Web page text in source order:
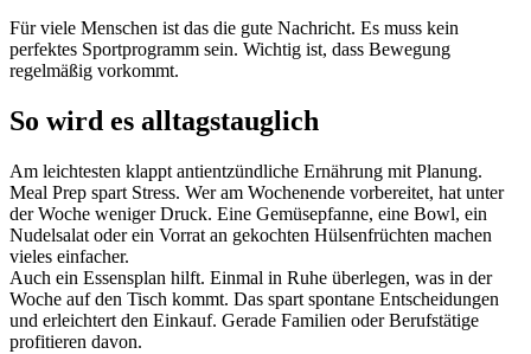
Für viele Menschen ist das die gute Nachricht. Es muss kein
perfektes Sportprogramm sein. Wichtig ist, dass Bewegung
regelmäßig vorkommt.
So wird es alltagstauglich
Am leichtesten klappt antientzündliche Ernährung mit Planung.
Meal Prep spart Stress. Wer am Wochenende vorbereitet, hat unter
der Woche weniger Druck. Eine Gemüsepfanne, eine Bowl, ein
Nudelsalat oder ein Vorrat an gekochten Hülsenfrüchten machen
vieles einfacher.
Auch ein Essensplan hilft. Einmal in Ruhe überlegen, was in der
Woche auf den Tisch kommt. Das spart spontane Entscheidungen
und erleichtert den Einkauf. Gerade Familien oder Berufstätige
profitieren davon.